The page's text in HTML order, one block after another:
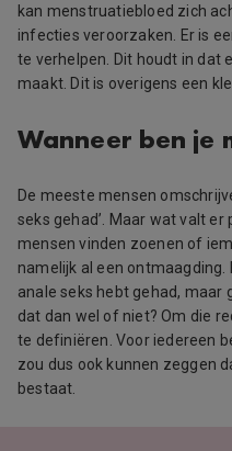
kan menstruatiebloed zich
infecties veroorzaken. Er is
te verhelpen. Dit houdt in dat
maakt. Dit is overigens een
Wanneer ben je
De meeste mensen
seks gehad’. Maar wat valt
mensen vinden zoenen of
namelijk al een ontmaagding.
anale seks hebt gehad, maar
dat dan wel of niet? Om die
te definiëren. Voor iedereen
zou dus ook kunnen zeggen
bestaat.